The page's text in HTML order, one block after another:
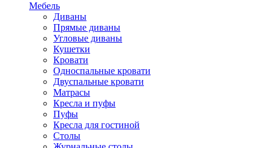
Мебель
Диваны
Прямые диваны
Угловые диваны
Кушетки
Кровати
Односпальные кровати
Двуспальные кровати
Матрасы
Кресла и пуфы
Пуфы
Кресла для гостиной
Столы